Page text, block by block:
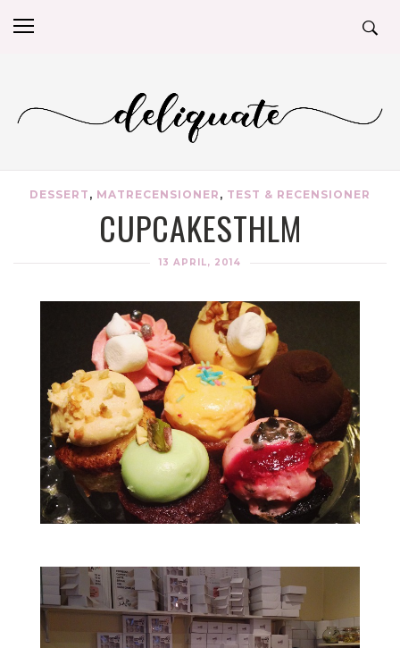
DESSERT , MATRECENSIONER , TEST & RECENSIONER
CUPCAKESTHLM
13 APRIL, 2014